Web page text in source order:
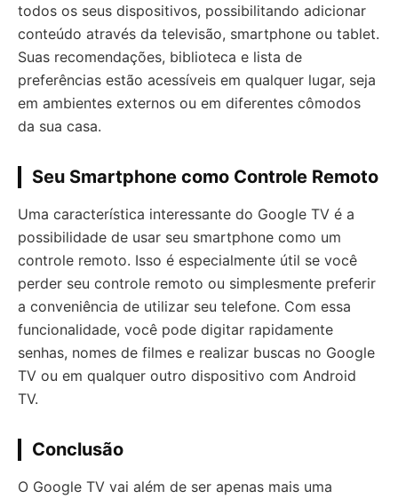
todos os seus dispositivos, possibilitando adicionar
conteúdo através da televisão, smartphone ou tablet.
Suas recomendações, biblioteca e lista de
preferências estão acessíveis em qualquer lugar, seja
em ambientes externos ou em diferentes cômodos
da sua casa.
Seu Smartphone como Controle Remoto
Uma característica interessante do Google TV é a
possibilidade de usar seu smartphone como um
controle remoto. Isso é especialmente útil se você
perder seu controle remoto ou simplesmente preferir
a conveniência de utilizar seu telefone. Com essa
funcionalidade, você pode digitar rapidamente
senhas, nomes de filmes e realizar buscas no Google
TV ou em qualquer outro dispositivo com Android
TV.
Conclusão
O Google TV vai além de ser apenas mais uma